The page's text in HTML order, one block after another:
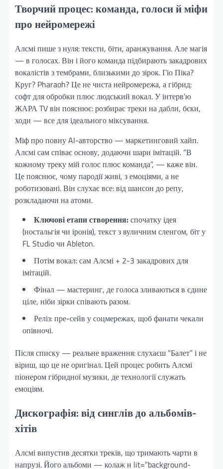
Творчий процес: команда, голоси й міфи
про нейромережі
Алсмі пише з нуля: тексти, біти, аранжування. Але магія
— в голосах. Він і його команда підбирають закадрових
вокалістів з тембрами, близькими до зірок. Гіо Піка?
Круг? Pharaoh? Це не чиста нейромережа, а гібрид:
софт для обробки плюс людський вокал. У інтерв’ю
ЖАРА TV він пояснює: розбирає треки на дабли, бєки,
ходи — все для ідеального міксування.
Міф про повну AI-авторство — маркетинговий хайп.
Алсмі сам співає основу, додаючи шари імітацій. “В
кожному треку мій голос плюс команда”, — каже він.
Це пояснює, чому пародії живі, з емоціями, а не
роботизовані. Він слухає все: від шансон до репу,
розкладаючи на атоми.
Ключові етапи створення:спочатку ідея
(ностальгія чи іронія), текст з вуличним сленгом, біт у
FL Studio чи Ableton.
Потім вокал: сам Алсмі + 2-3 закадрових для
імітацій.
Фінал — мастеринг, де голоса зливаються в єдине
ціле, ніби зірки співають разом.
Реліз: пре-сейв у соцмережах, щоб фанати чекали
опівночі.
Після списку — реальне враження: слухаєш “Балет” і не
віриш, що це не оригінал. Цей процес робить Алсмі
піонером гібридної музики, де технології служать
емоціям.
Дискографія: від синглів до альбомів-
хітів
Алсмі випустив десятки треків, що тримають чарти в
напрузі. Його альбоми — колаж н lit=”background-